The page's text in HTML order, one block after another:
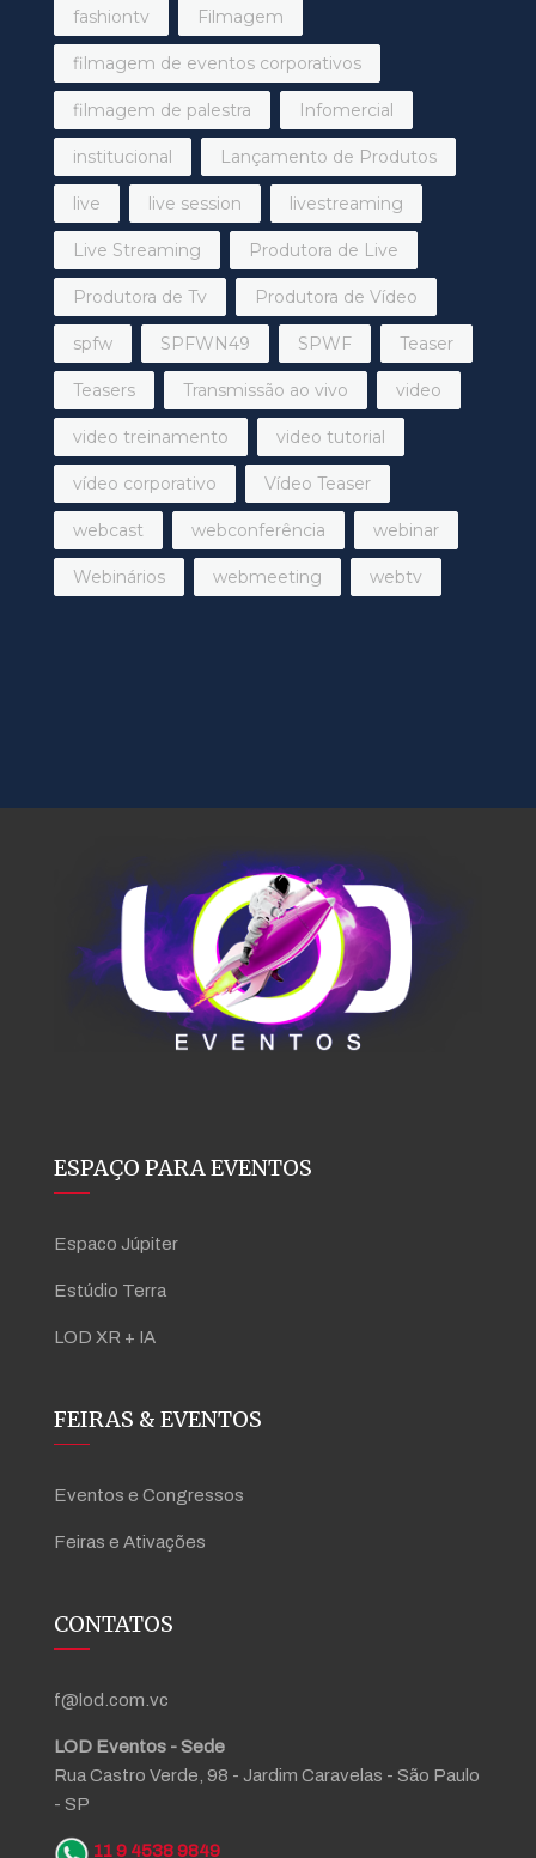
fashiontv Filmagem
filmagem de eventos corporativos
filmagem de palestra Infomercial
institucional Lançamento de Produtos
live live session livestreaming
Live Streaming Produtora de Live
Produtora de Tv Produtora de Vídeo
spfw SPFWN49 SPWF Teaser
Teasers Transmissão ao vivo video
video treinamento video tutorial
vídeo corporativo Vídeo Teaser
webcast webconferência webinar
Webinários webmeeting webtv
ESPAÇO PARA EVENTOS
Espaco Júpiter
Estúdio Terra
LOD XR + IA
FEIRAS & EVENTOS
Eventos e Congressos
Feiras e Ativações
CONTATOS
f@lod.com.vc
LOD Eventos - Sede
Rua Castro Verde, 98 - Jardim Caravelas - São Paulo
- SP
11 9 4538 9849